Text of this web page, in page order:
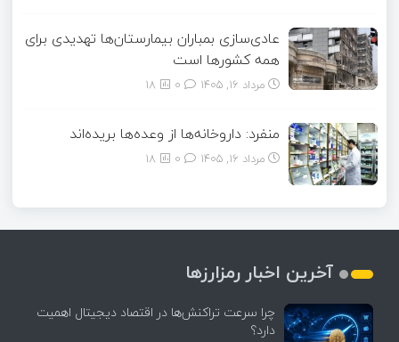
عادی‌سازی بمباران بیمارستان‌ها تهدیدی برای
همه کشورها است
مرداد ۱۶, ۱۴۰۵ 18
منفرد: داروخانه‌ها از وعده‌ها بریده‌اند
مرداد ۱۶, ۱۴۰۵ 18
آخرین اخبار رمزارزها
چرا سرعت تراکنش‌ها در اقتصاد دیجیتال اهمیت
دارد؟